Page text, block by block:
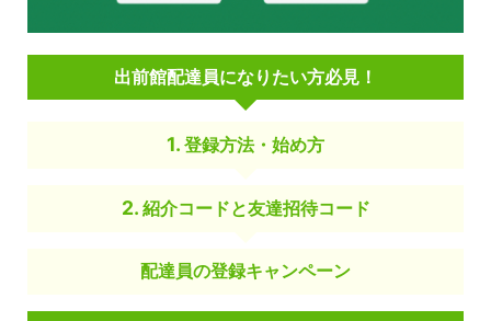
出前館配達員になりたい方必見！
登録方法・始め方
紹介コードと友達招待コード
配達員の登録キャンペーン